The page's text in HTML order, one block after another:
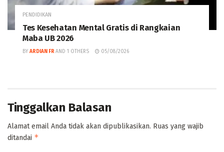
PENDIDIKAN
Tes Kesehatan Mental Gratis di Rangkaian
Maba UB 2026
BY ARDIAN FR AND 1 OTHERS 05/08/2026
Tinggalkan Balasan
Alamat email Anda tidak akan dipublikasikan. Ruas yang wajib
ditandai *